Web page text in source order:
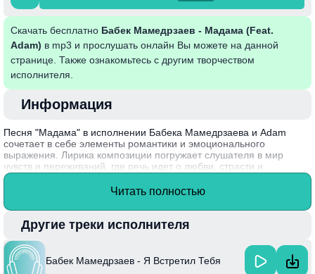
Скачать бесплатно Бабек Мамедрзаев - Мадама (Feat.
Adam) в mp3 и прослушать онлайн Вы можете на данной
странице. Также ознакомьтесь с другим творчеством
исполнителя.
Информация
Песня "Мадама" в исполнении Бабека Мамедрзаева и Adam
сочетает в себе элементы романтики и эмоционального
выражения. Лирика композиции погружает слушателя в мир
чувств и переживаний, где речь идет о любви, страсти и
непередаваемом волшебстве момента, когда два сердца
соединяются. Музыкальные ритмы наполняют мелодию
особенно запоминающейся.
Интересный факт: Бабек Мамедрзаев известен своим
уникальным стилем, который успешно сочетает традиционные
элементы азербайджанской музыки с современными трендами,
привнося в свою работу свежесть и оригинальность.
Читать полностью
Другие треки исполнителя
Бабек Мамедрзаев - Я Встретил Тебя